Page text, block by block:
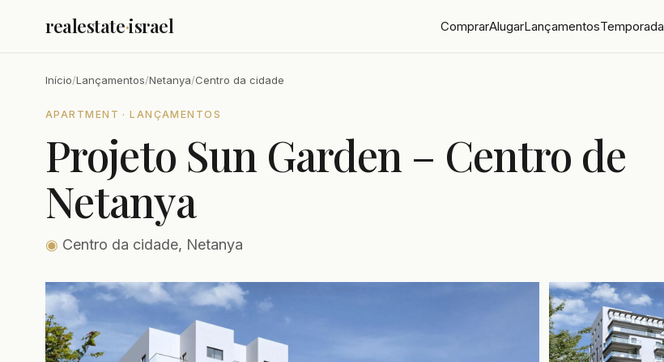
realestate·israel ComprarAlugarLançamentosTemporada
Início/Lançamentos/Netanya/Centro da cidade
APARTMENT · LANÇAMENTOS
Projeto Sun Garden – Centro de
Netanya
◉ Centro da cidade, Netanya